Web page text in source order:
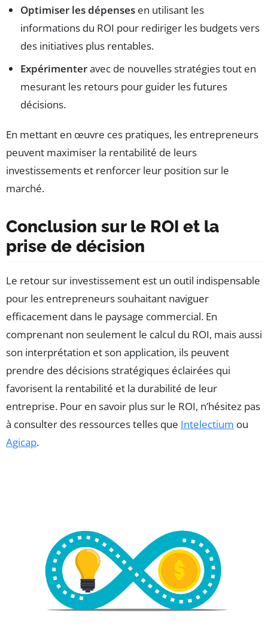
Optimiser les dépenses en utilisant les
informations du ROI pour rediriger les budgets vers
des initiatives plus rentables.
Expérimenteravec de nouvelles stratégies tout en
mesurant les retours pour guider les futures
décisions.
En mettant en œuvre ces pratiques, les entrepreneurs
peuvent maximiser la rentabilité de leurs
investissements et renforcer leur position sur le
marché.
Conclusion sur le ROI et la
prise de décision
Le retour sur investissement est un outil indispensable
pour les entrepreneurs souhaitant naviguer
efficacement dans le paysage commercial. En
comprenant non seulement le calcul du ROI, mais aussi
son interprétation et son application, ils peuvent
prendre des décisions stratégiques éclairées qui
favorisent la rentabilité et la durabilité de leur
entreprise. Pour en savoir plus sur le ROI, n’hésitez pas
à consulter des ressources telles que Intelectium ou
Agicap.